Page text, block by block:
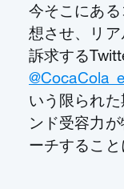
今そこにあ
想させ、リ
訴求する
いう限られ
ンド受容力
ーチすること